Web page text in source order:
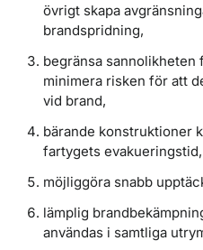
övrigt skapa
brandspridning,
begränsa
minimera risken för att
vid brand,
bärande konstruktioner
fartygets evakueringstid,
möjliggöra snabb
lämplig
användas i samtliga